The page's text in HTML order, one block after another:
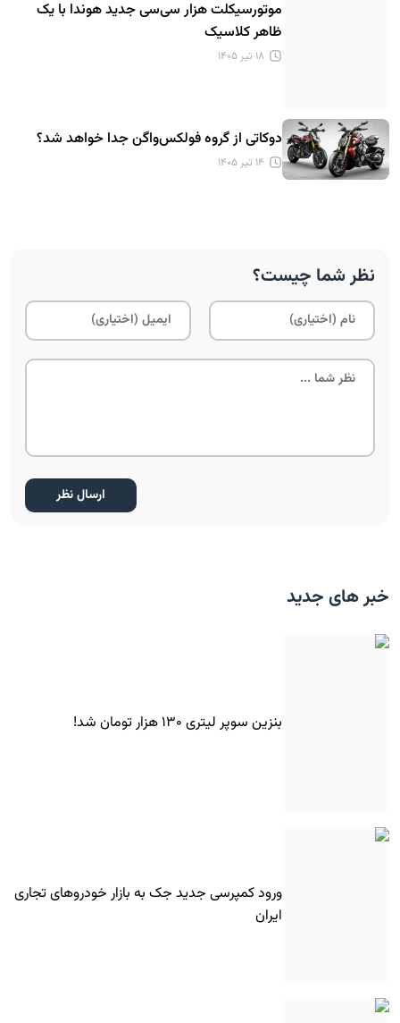
موتورسیکلت هزار سی‌سی جدید هوندا با یک
ظاهر کلاسیک
۱۸ تیر ۱۴۰۵
دوکاتی از گروه فولکس‌واگن جدا خواهد شد؟
۱۴ تیر ۱۴۰۵
نظر شما چیست؟
خبر های جدید
بنزین سوپر لیتری ۱۳۰ هزار تومان شد!
ورود کمپرسی جدید جک به بازار خودروهای تجاری
ایران